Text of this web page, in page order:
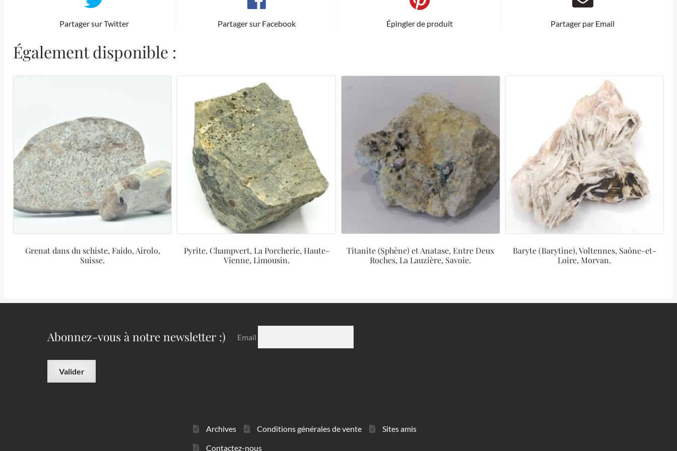
Partager sur Twitter Partager sur Facebook Épingler de produit Partager par Email
Également disponible :
Grenat dans du schiste, Faido, Airolo,
Suisse.
Pyrite, Champvert, La Porcherie, Haute-
Vienne, Limousin.
Titanite (Sphène) et Anatase, Entre Deux
Roches, La Lauzière, Savoie.
Baryte (Barytine), Voltennes, Saône-et-
Loire, Morvan.
Abonnez-vous à notre newsletter :) Email
Archives Conditions générales de vente
Sites amis
Contactez-nous